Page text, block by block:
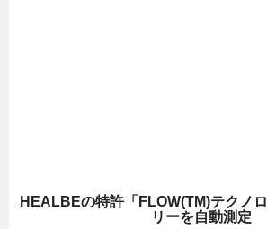
HEALBEの特許「FLOW(TM)テクノ
リーを自動測定